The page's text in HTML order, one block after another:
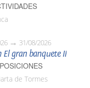
31/08/2026
El gran banquete II
de Tormes